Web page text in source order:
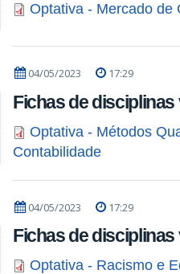
Optativa - Mercado de
04/05/2023 17:29
Fichas de disciplinas
Optativa - Métodos
Contabilidade
04/05/2023 17:29
Fichas de disciplinas
Optativa - Racismo e